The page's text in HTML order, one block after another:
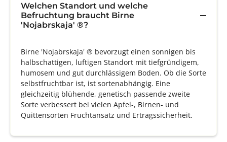
Welchen Standort und welche
Befruchtung braucht Birne
'Nojabrskaja' ®?
Birne 'Nojabrskaja' ® bevorzugt einen sonnigen bis
halbschattigen, luftigen Standort mit tiefgründigem,
humosem und gut durchlässigem Boden. Ob die Sorte
selbstfruchtbar ist, ist sortenabhängig. Eine
gleichzeitig blühende, genetisch passende zweite
Sorte verbessert bei vielen Apfel-, Birnen- und
Quittensorten Fruchtansatz und Ertragssicherheit.